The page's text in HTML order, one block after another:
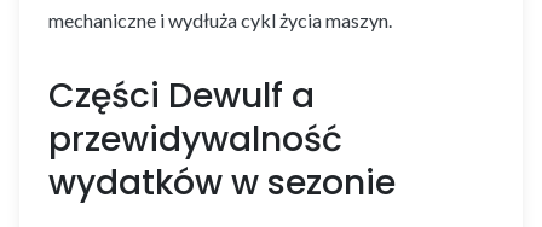
mechaniczne i wydłuża cykl życia maszyn.
Części Dewulf a
przewidywalność
wydatków w sezonie